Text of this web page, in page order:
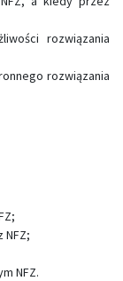
rozwiązania
rozwiązania
NFZ;
NFZ.